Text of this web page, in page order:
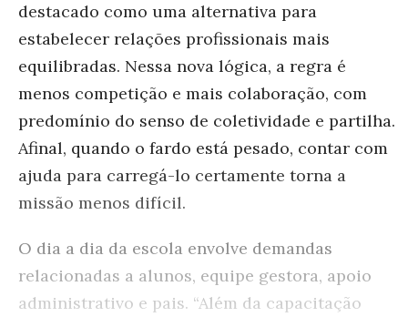
destacado como uma alternativa para
estabelecer relações profissionais mais
equilibradas. Nessa nova lógica, a regra é
menos competição e mais colaboração, com
predomínio do senso de coletividade e partilha.
Afinal, quando o fardo está pesado, contar com
ajuda para carregá-lo certamente torna a
missão menos difícil.
O dia a dia da escola envolve demandas
relacionadas a alunos, equipe gestora, apoio
administrativo e pais. “Além da capacitação